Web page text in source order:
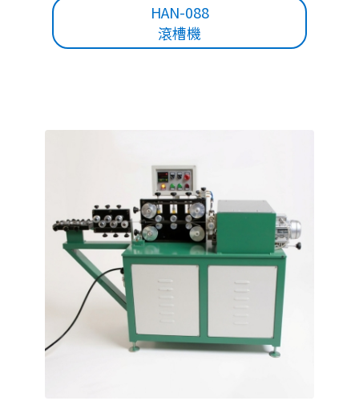
HAN-088
滾槽機